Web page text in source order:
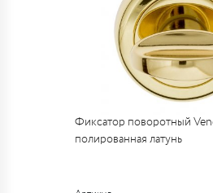
Фиксатор поворотный
полированная латунь